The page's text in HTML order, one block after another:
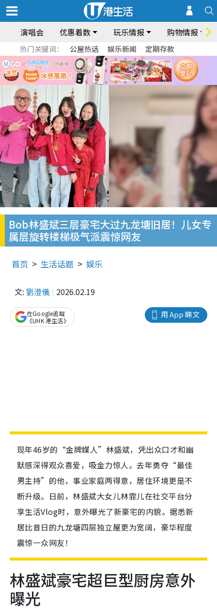
演唱会 优惠着数 玩乐情报 购物情报
热门关键词： 公屋热话 娱乐新闻 定期存款
Bob林盛斌三层豪宅大过九龙塘旧居！儿女专
属层旋转楼梯极气派震惊网友
首页 生活话题 娱乐
文: 劉澄儀 2026.02.19
用 App 睇文
在Google追蹤
《UHK 港生活》
现年46岁的“金牌媒人”林盛斌，凭出众口才和幽
默感深得观众喜爱，吸金力惊人。去年勇夺“最佳
男主持”的他，事业家庭两得意，居住环境更是不
断升级。日前，林盛斌大女儿林霏儿在社交平台分
享生活Vlog时，意外曝光了新豪宅的内貌。据悉新
居比昔日的九龙塘四层独立屋更为宽阔，豪华程度
震惊一众网友！
林盛斌豪宅超巨型厨房意外
曝光